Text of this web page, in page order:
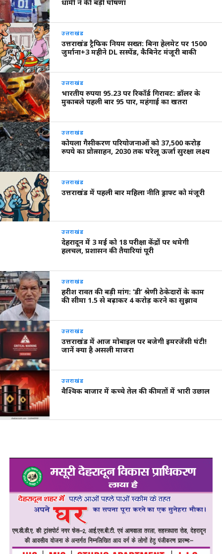
धामी ने की बड़ी घोषणा
उत्तराखंड
उत्तराखंड ट्रैफिक नियम सख्त: बिना हेलमेट पर 1500
जुर्माना+3 महीने DL सस्पेंड, कैबिनेट मंजूरी बाकी
उत्तराखंड
भारतीय रुपया 95.23 पर रिकॉर्ड गिरावट: डॉलर के
मुकाबले पहली बार 95 पार, महंगाई का खतरा
उत्तराखंड
कोयला गैसीकरण परियोजनाओं को 37,500 करोड़
रुपये का प्रोत्साहन, 2030 तक घरेलू ऊर्जा सुरक्षा लक्ष्य
उत्तराखंड
उत्तराखंड में पहली बार महिला नीति ड्राफ्ट को मंजूरी
उत्तराखंड
देहरादून में 3 मई को 18 परीक्षा केंद्रों पर थमेगी
हलचल, प्रशासन की तैयारियां पूरी
उत्तराखंड
हरीश रावत की बड़ी मांग: ‘डी’ श्रेणी ठेकेदारों के काम
की सीमा 1.5 से बढ़ाकर 4 करोड़ करने का सुझाव
उत्तराखंड
उत्तराखंड में आज मोबाइल पर बजेगी इमरजेंसी घंटी!
जानें क्या है असली माजरा
उत्तराखंड
वैश्विक बाजार में कच्चे तेल की कीमतों में भारी उछाल